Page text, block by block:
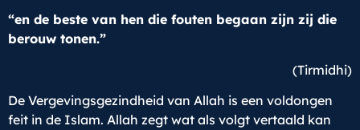
“en de beste van hen die fouten begaan zijn zij die
berouw tonen.”
(Tirmidhi)
De Vergevingsgezindheid van Allah is een voldongen
feit in de Islam. Allah zegt wat als volgt vertaald kan